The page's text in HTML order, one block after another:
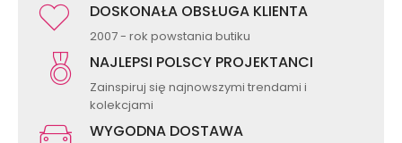
DOSKONAŁA OBSŁUGA KLIENTA
2007 - rok powstania butiku
NAJLEPSI POLSCY PROJEKTANCI
Zainspiruj się najnowszymi trendami i
kolekcjami
WYGODNA DOSTAWA